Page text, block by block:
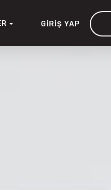
GIRIŞ YAP